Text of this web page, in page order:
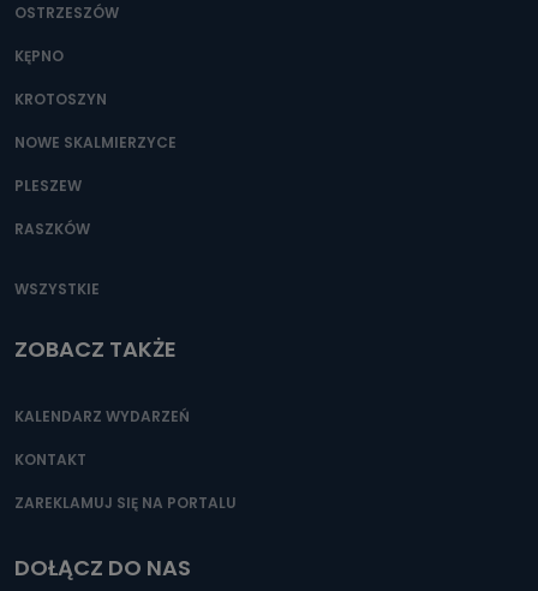
OSTRZESZÓW
KĘPNO
KROTOSZYN
NOWE SKALMIERZYCE
PLESZEW
RASZKÓW
WSZYSTKIE
ZOBACZ TAKŻE
KALENDARZ WYDARZEŃ
KONTAKT
ZAREKLAMUJ SIĘ NA PORTALU
DOŁĄCZ DO NAS